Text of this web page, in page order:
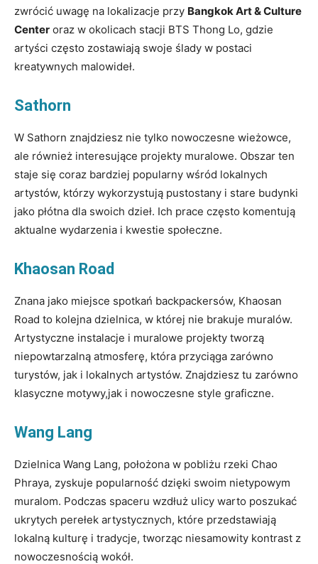
zwrócić uwagę na lokalizacje przy Bangkok Art & Culture
Center oraz w okolicach stacji BTS Thong Lo, gdzie
artyści często zostawiają swoje ślady w postaci
kreatywnych malowideł.
Sathorn
W Sathorn znajdziesz nie tylko nowoczesne wieżowce,
ale również interesujące projekty muralowe. Obszar ten
staje się coraz bardziej popularny wśród lokalnych
artystów, którzy wykorzystują pustostany i stare budynki
jako płótna dla swoich dzieł. Ich prace często komentują
aktualne wydarzenia i kwestie społeczne.
Khaosan Road
Znana jako miejsce spotkań backpackersów, Khaosan
Road to kolejna dzielnica, w której nie brakuje muralów.
Artystyczne instalacje i muralowe projekty tworzą
niepowtarzalną atmosferę, która przyciąga zarówno
turystów, jak i lokalnych artystów. Znajdziesz tu zarówno
klasyczne motywy,jak i nowoczesne style graficzne.
Wang Lang
Dzielnica Wang Lang, położona w pobliżu rzeki Chao
Phraya, zyskuje popularność dzięki swoim nietypowym
muralom. Podczas spaceru wzdłuż ulicy warto poszukać
ukrytych perełek artystycznych, które przedstawiają
lokalną kulturę i tradycje, tworząc niesamowity kontrast z
nowoczesnością wokół.